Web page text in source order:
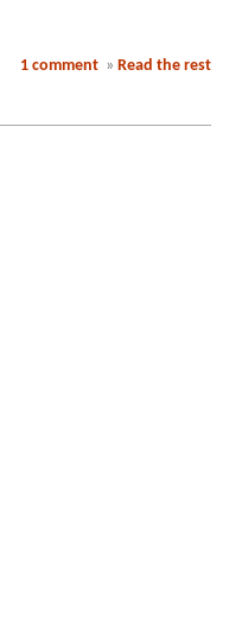
1 comment » Read the rest